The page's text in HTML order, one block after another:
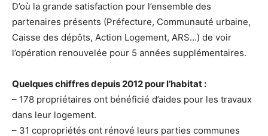
D’où la grande satisfaction pour l’ensemble des
partenaires présents (Préfecture, Communauté urbaine,
Caisse des dépôts, Action Logement, ARS…) de voir
l’opération renouvelée pour 5 années supplémentaires.
Quelques chiffres depuis 2012 pour l’habitat :
– 178 propriétaires ont bénéficié d’aides pour les travaux
dans leur logement.
– 31 copropriétés ont rénové leurs parties communes